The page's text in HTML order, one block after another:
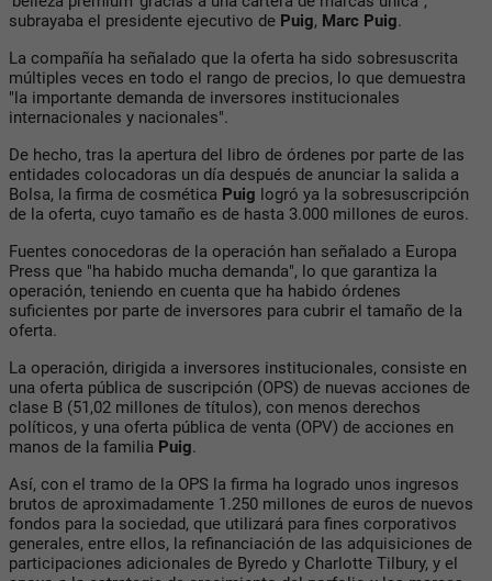
subrayaba el presidente ejecutivo de Puig, Marc Puig.
La compañía ha señalado que la oferta ha sido sobresuscrita
múltiples veces en todo el rango de precios, lo que demuestra
"la importante demanda de inversores institucionales
internacionales y nacionales".
De hecho, tras la apertura del libro de órdenes por parte de las
entidades colocadoras un día después de anunciar la salida a
Bolsa, la firma de cosmética Puig logró ya la sobresuscripción
de la oferta, cuyo tamaño es de hasta 3.000 millones de euros.
Fuentes conocedoras de la operación han señalado a Europa
Press que "ha habido mucha demanda", lo que garantiza la
operación, teniendo en cuenta que ha habido órdenes
suficientes por parte de inversores para cubrir el tamaño de la
oferta.
La operación, dirigida a inversores institucionales, consiste en
una oferta pública de suscripción (OPS) de nuevas acciones de
clase B (51,02 millones de títulos), con menos derechos
políticos, y una oferta pública de venta (OPV) de acciones en
manos de la familia Puig.
Así, con el tramo de la OPS la firma ha logrado unos ingresos
brutos de aproximadamente 1.250 millones de euros de nuevos
fondos para la sociedad, que utilizará para fines corporativos
generales, entre ellos, la refinanciación de las adquisiciones de
participaciones adicionales de Byredo y Charlotte Tilbury, y el